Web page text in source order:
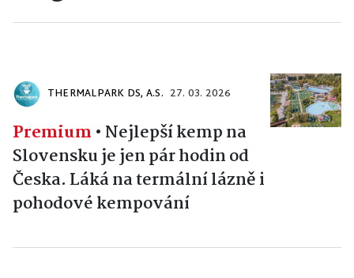
THERMALPARK DS, A.S. 27. 03. 2026
Premium • Nejlepší kemp na
Slovensku je jen pár hodin od
Česka. Láká na termální lázně i
pohodové kempování